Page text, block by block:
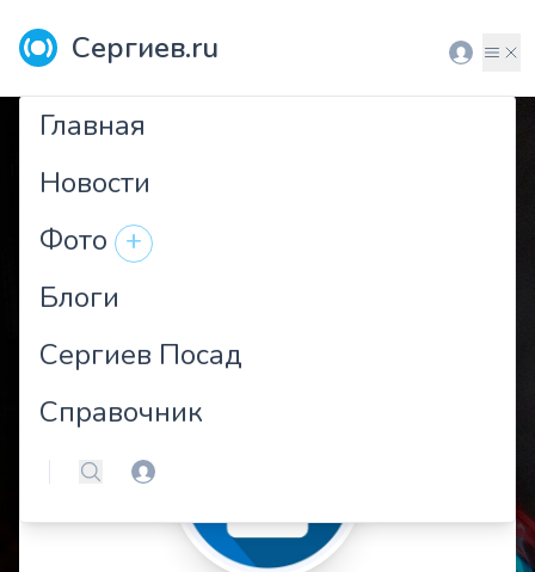
Сергиев.ru Вход
Главная
Новости
Фото +
Блоги
Сергиев Посад
Справочник
Поиск Вход